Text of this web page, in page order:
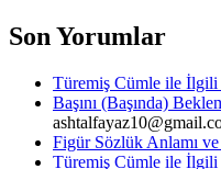
Son Yorumlar
Türemiş Cümle ile İlgili
Başını (Başında)
Figür Sözlük Anlamı
Türemiş Cümle ile İlgili